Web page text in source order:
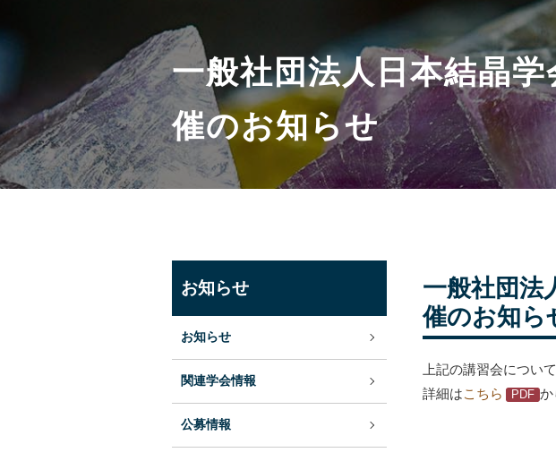
一般社団法人日本結晶
催のお知らせ
一般社団法
催のお知ら
上記の講習会につい
詳細はこちら か
お知らせ
お知らせ
関連学会情報
公募情報